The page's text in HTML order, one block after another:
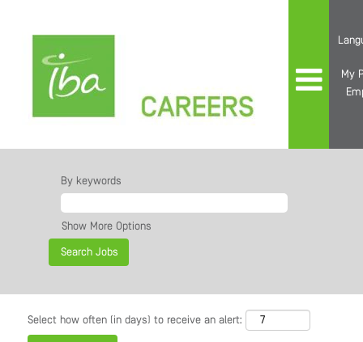
My
By keywords
Show More Options
Select how often (in days) to receive an alert: